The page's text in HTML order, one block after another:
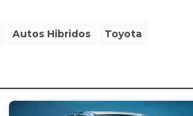
Autos Hibridos Toyota